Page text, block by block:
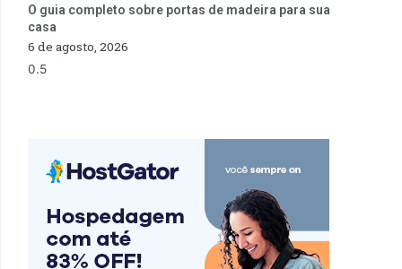
O guia completo sobre portas de madeira para sua
casa
6 de agosto, 2026